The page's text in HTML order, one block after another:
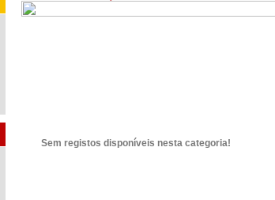
Sem registos disponíveis nesta categoria!